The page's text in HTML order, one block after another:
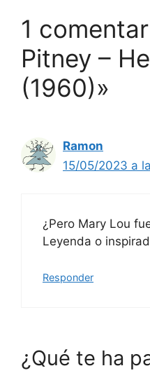
1
Pitney –
(1960)»
Ramon
15/05/2023 a
¿Pero Mary Lou
Leyenda o
Responder
¿Qué te ha